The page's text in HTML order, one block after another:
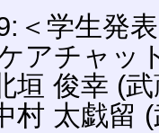
＜学生発
アチャッ
垣 俊幸 (
村 太戯留